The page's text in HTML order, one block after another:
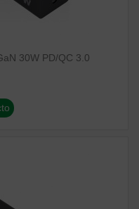
30W PD/QC 3.0